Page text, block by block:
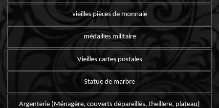
vieilles pièces de monnaie
médailles militaire
Vieilles cartes postales
Statue de marbre
Argenterie (Ménagère, couverts dépareillés, theillere, plateau)